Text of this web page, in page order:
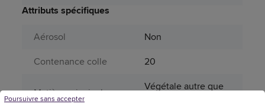
Attributs spécifiques
Aérosol
Non
Contenance colle
20
Matière principale
Végétale autre que
Poursuivre sans accepter